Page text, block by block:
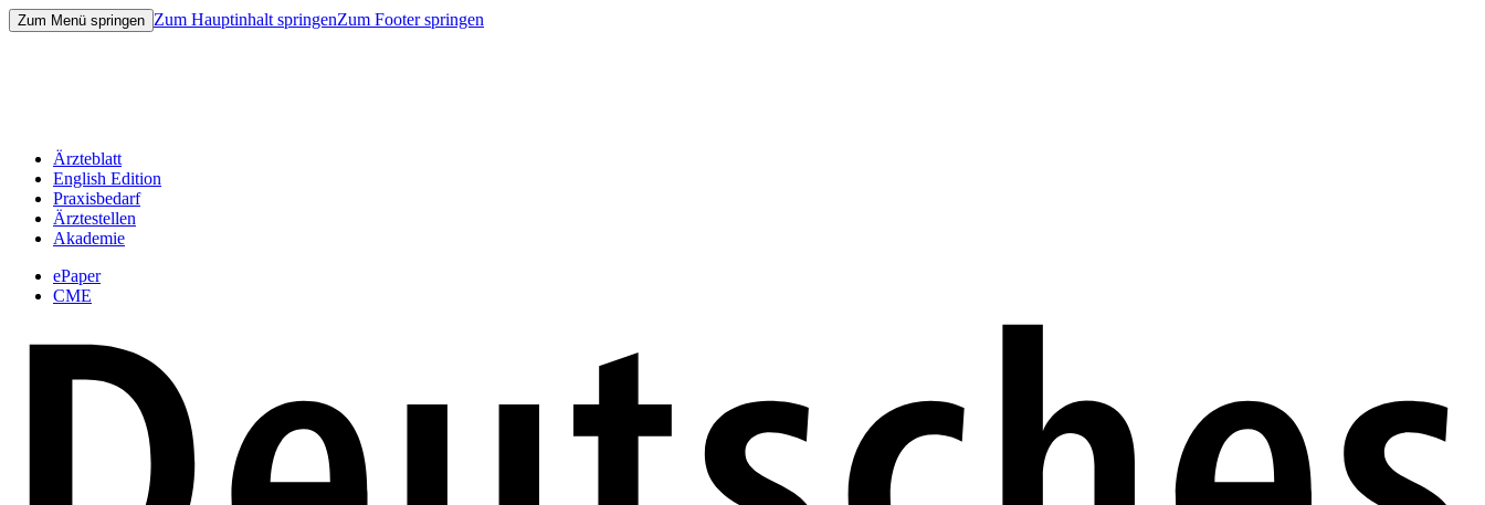
Zum Menü springen Zum Hauptinhalt springenZum Footer springen
Ärzteblatt
English Edition
Praxisbedarf
Ärztestellen
Akademie
ePaper
CME